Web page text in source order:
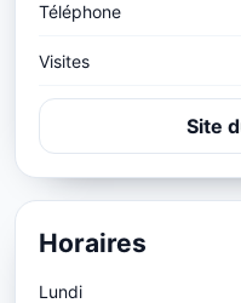
Téléphone
Visites
Site
Horaires
Lundi